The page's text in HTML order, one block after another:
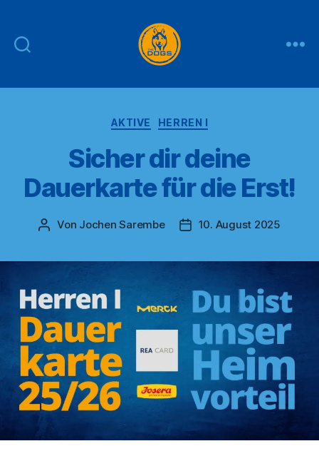
DOGS
Kategorien
AKTIVE HERREN I
Sicher dir deine
Dauerkarte für die Erst!
Beitragsautor
Von Jochen Sarembe Veröffentlichungsdatum
10. August 2025